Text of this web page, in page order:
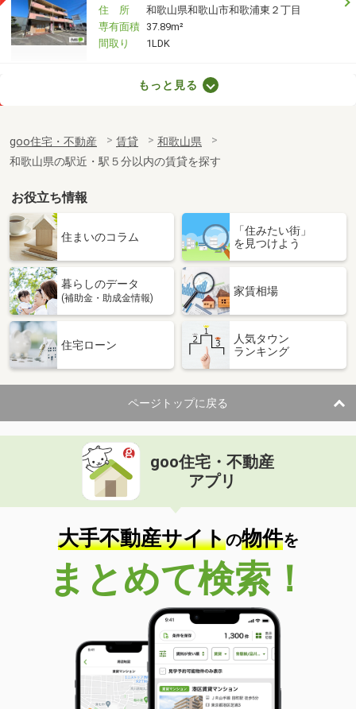
住 所
和歌山県和歌山市和歌浦東２丁目
専有面積 37.89m²
間取り
1LDK
専有面積
57.39m²
間取り
2DK
和歌山県和歌山市内原
価 格
3.90万円
和歌山県和歌山市内原
専有面積 23.18m²
間取り
和歌山県和歌山市小雑賀
住 所
和歌山県和歌山市小雑賀
専有面積 53.57m²
間取り
1LDK
和歌山県和歌山市秋月
価 格
住 所
和歌山県和歌山市秋月
専有面積 55.44m²
間取り
2LDK
和歌山県和歌山市北出島
価 格
5.60万円
和歌山県和歌山市北出島
26.08m²
間取り
1K
和歌山県和歌山市杭ノ瀬
もっと見る
goo住宅・不動産 賃貸
和歌山県
和歌山県の駅近・駅５分以内の賃貸を探す
お役立ち情報
住まいのコラム
「住みたい街」
を見つけよう
暮らしのデータ
(補助金・助成金情報)
家賃相場
住宅ローン
人気タウン
ランキング
ページトップに戻る
goo住宅・不動産
アプリ
大手不動産サイトの物件を
まとめて検索！